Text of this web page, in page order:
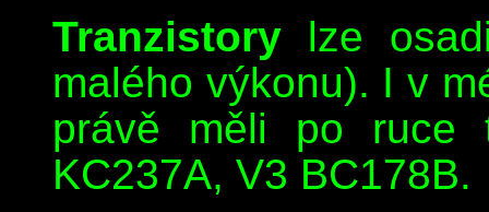
Tranzistory lze
malého výkonu). I v
právě měli po ruce
KC237A, V3 BC178B.